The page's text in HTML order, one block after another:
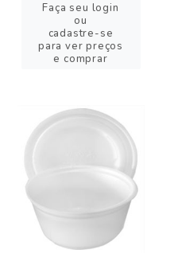
Faça seu login
ou
cadastre-se
para ver preços
e comprar